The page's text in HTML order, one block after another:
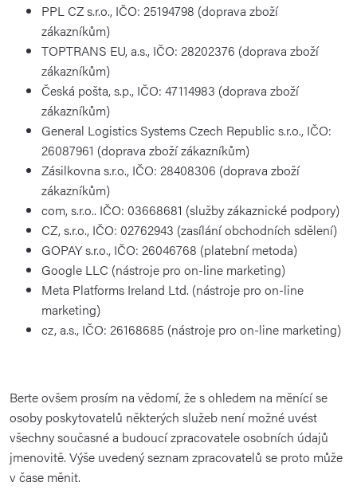
PPL CZ s.r.o., IČO: 25194798 (doprava zboží
zákazníkům)
TOPTRANS EU, a.s., IČO: 28202376 (doprava zboží
zákazníkům)
Česká pošta, s.p., IČO: 47114983 (doprava zboží
zákazníkům)
General Logistics Systems Czech Republic s.r.o., IČO:
26087961 (doprava zboží zákazníkům)
Zásilkovna s.r.o., IČO: 28408306 (doprava zboží
zákazníkům)
com, s.r.o.. IČO: 03668681 (služby zákaznické podpory)
CZ, s.r.o., IČO: 02762943 (zasílání obchodních sdělení)
GOPAY s.r.o., IČO: 26046768 (platební metoda)
Google LLC (nástroje pro on-line marketing)
Meta Platforms Ireland Ltd. (nástroje pro on-line
marketing)
cz, a.s., IČO: 26168685 (nástroje pro on-line marketing)
Berte ovšem prosím na vědomí, že s ohledem na měnící se
osoby poskytovatelů některých služeb není možné uvést
všechny současné a budoucí zpracovatele osobních údajů
jmenovitě. Výše uvedený seznam zpracovatelů se proto může
v čase měnit.